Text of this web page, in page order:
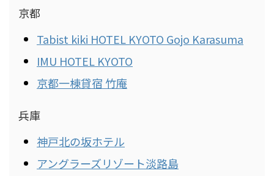
京都
Tabist kiki HOTEL KYOTO Gojo Karasuma
IMU HOTEL KYOTO
京都一棟貸宿 竹庵
兵庫
神戸北の坂ホテル
アングラーズリゾート淡路島